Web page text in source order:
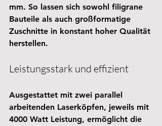
mm. So lassen sich sowohl filigrane
Bauteile als auch großformatige
Zuschnitte in konstant hoher Qualität
herstellen.
Leistungsstark und effizient
Ausgestattet mit zwei parallel
arbeitenden Laserköpfen, jeweils mit
4000 Watt Leistung, ermöglicht die